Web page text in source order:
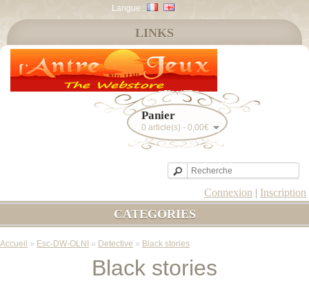
Langue :
Panier
0 article(s) - 0,00€
Connexion | Inscription
LINKS
CATEGORIES
Accueil » Esc-DW-OLNI » Detective » Black stories
Black stories